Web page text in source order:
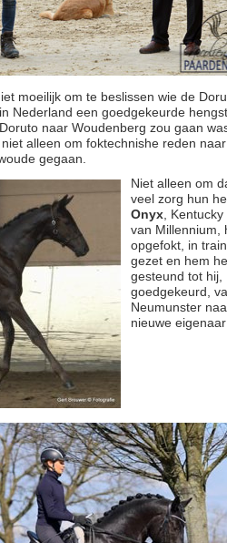
moeilijk om te beslissen wie de
Nederland een goedgekeurde
naar Woudenberg zou gaan
alleen om foktechnishe reden
gegaan.
Niet alleen om
veel zorg hun
Onyx,
van Millennium,
opgefokt, in
gezet en hem
gesteund tot hij,
goedgekeurd,
Neumunster
nieuwe